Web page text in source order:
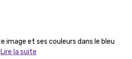
image et ses couleurs dans le bleu
Lire la suite